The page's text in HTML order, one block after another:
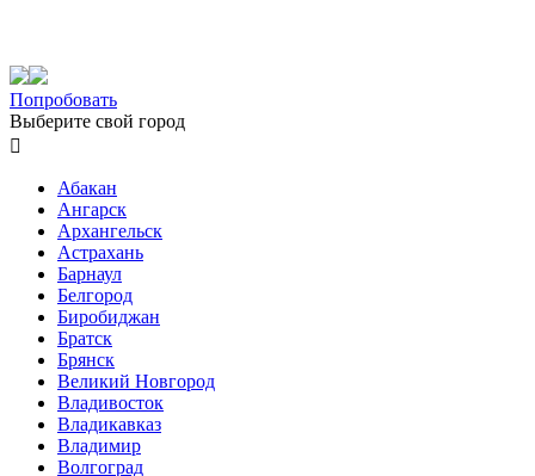
Попробовать
Выберите свой город

Абакан
Ангарск
Архангельск
Астрахань
Барнаул
Белгород
Биробиджан
Братск
Брянск
Великий Новгород
Владивосток
Владикавказ
Владимир
Волгоград